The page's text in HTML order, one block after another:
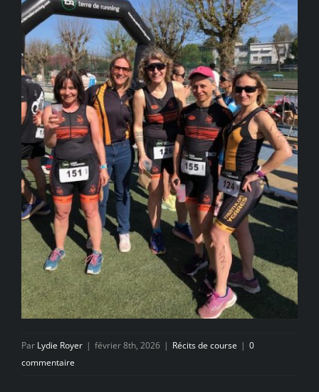
Par Lydie Royer | février 8th, 2026 | Récits de course | 0
commentaire